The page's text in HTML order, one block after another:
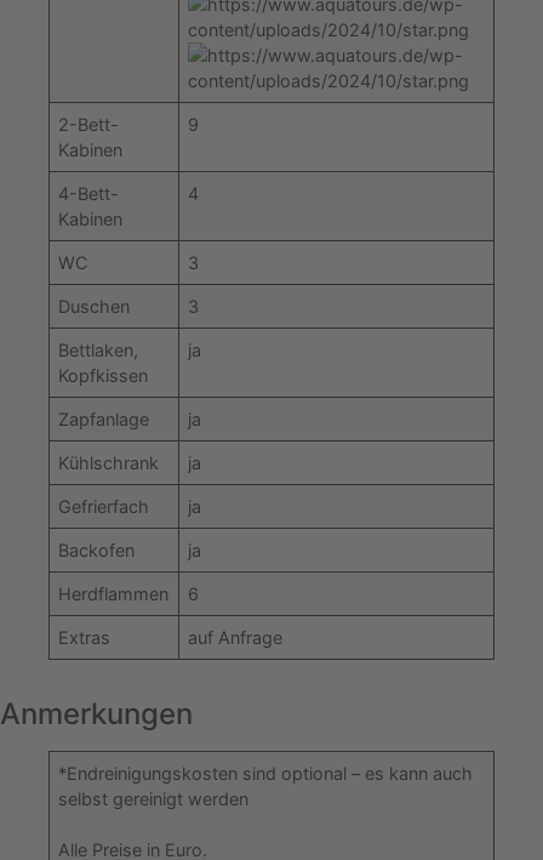
2-Bett-
Kabinen
9
4-Bett-
Kabinen
4
WC 3
Duschen 3
Bettlaken,
Kopfkissen
ja
Zapfanlage ja
Kühlschrank ja
Gefrierfach ja
Backofen ja
Herdflammen 6
Extras auf Anfrage
Anmerkungen
*Endreinigungskosten sind optional – es kann auch
selbst gereinigt werden
Alle Preise in Euro.